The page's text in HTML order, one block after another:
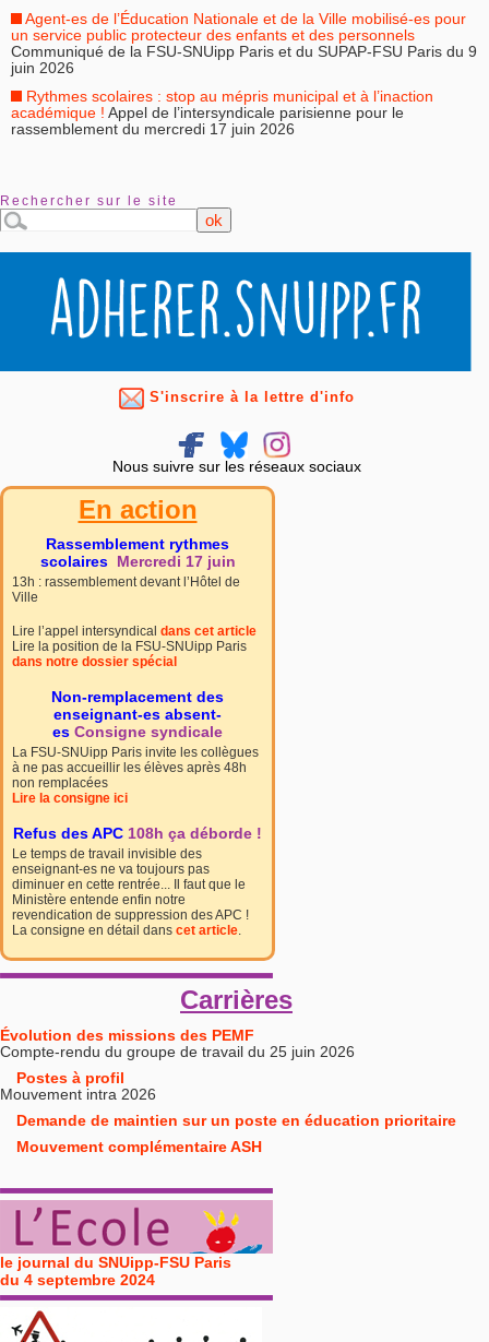
Agent-es de l’Éducation Nationale et de la Ville mobilisé-es pour
un service public protecteur des enfants et des personnels
Communiqué de la FSU-SNUipp Paris et du SUPAP-FSU Paris du 9
juin 2026
Rythmes scolaires : stop au mépris municipal et à l’inaction
académique ! Appel de l’intersyndicale parisienne pour le
rassemblement du mercredi 17 juin 2026
Rechercher sur le site
S'inscrire à la lettre d'info
Nous suivre sur les réseaux sociaux
En action
Rassemblement rythmes
scolaires
Mercredi 17 juin
13h : rassemblement devant l’Hôtel de
Ville
Lire l’appel intersyndical dans cet article
Lire la position de la FSU-SNUipp Paris
dans notre dossier spécial
Non-remplacement des
enseignant-es absent-
es Consigne syndicale
La FSU-SNUipp Paris invite les collègues
à ne pas accueillir les élèves après 48h
non remplacées
Lire la consigne ici
Refus des APC 108h ça déborde !
Le temps de travail invisible des
enseignant-es ne va toujours pas
diminuer en cette rentrée... Il faut que le
Ministère entende enfin notre
revendication de suppression des APC !
La consigne en détail dans cet article.
Carrières
Évolution des missions des PEMF
Compte-rendu du groupe de travail du 25 juin 2026
Postes à profil
Mouvement intra 2026
Demande de maintien sur un poste en éducation prioritaire
Mouvement complémentaire ASH
le journal du SNUipp-FSU Paris
du 4 septembre 2024